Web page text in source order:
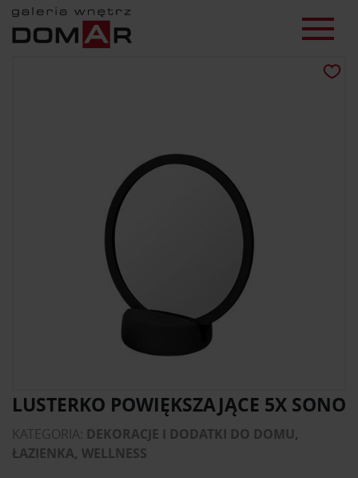
LUSTERKO POWIĘKSZAJĄCE 5X SONO
KATEGORIA: DEKORACJE I DODATKI DO DOMU,
ŁAZIENKA, WELLNESS